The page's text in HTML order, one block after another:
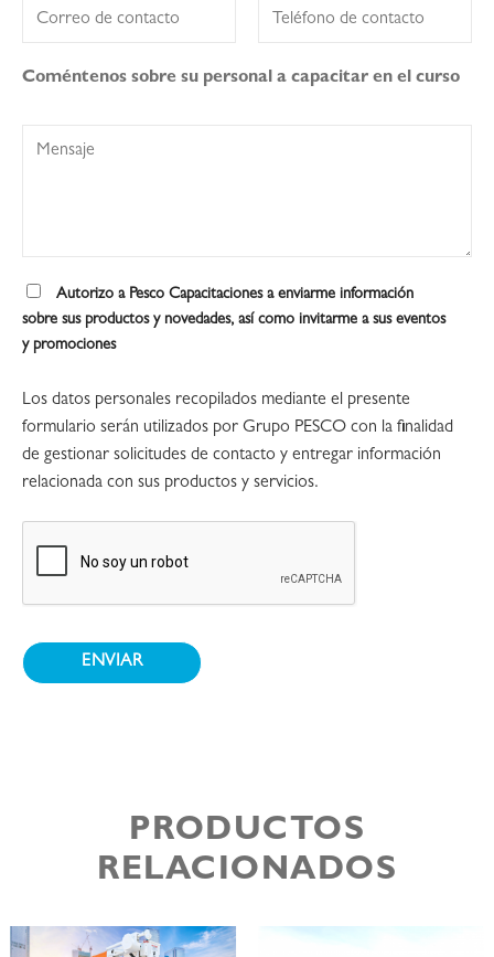
Coméntenos sobre su personal a capacitar en el curso
Autorizo a Pesco Capacitaciones a enviarme información
sobre sus productos y novedades, así como invitarme a sus eventos
y promociones
Los datos personales recopilados mediante el presente
formulario serán utilizados por Grupo PESCO con la finalidad
de gestionar solicitudes de contacto y entregar información
relacionada con sus productos y servicios.
PRODUCTOS
RELACIONADOS